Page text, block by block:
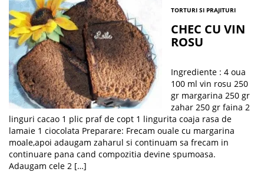
TORTURI SI PRAJITURI
CHEC CU VIN
ROSU
Ingrediente : 4 oua
100 ml vin rosu 250
gr margarina 250 gr
zahar 250 gr faina 2
linguri cacao 1 plic praf de copt 1 lingurita coaja rasa de
lamaie 1 ciocolata Preparare: Frecam ouale cu margarina
moale,apoi adaugam zaharul si continuam sa frecam in
continuare pana cand compozitia devine spumoasa.
Adaugam cele 2 […]